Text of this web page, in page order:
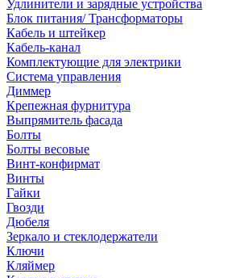
Удлинители и зарядные устройства
Блок питания/ Трансформаторы
Кабель и штейкер
Кабель-канал
Комплектующие для электрики
Система управления
Диммер
Крепежная фурнитура
Выпрямитель фасада
Болты
Болты весовые
Винт-конфирмат
Винты
Гайки
Гвозди
Дюбеля
Зеркало и стеклодержатели
Ключи
Кляймер